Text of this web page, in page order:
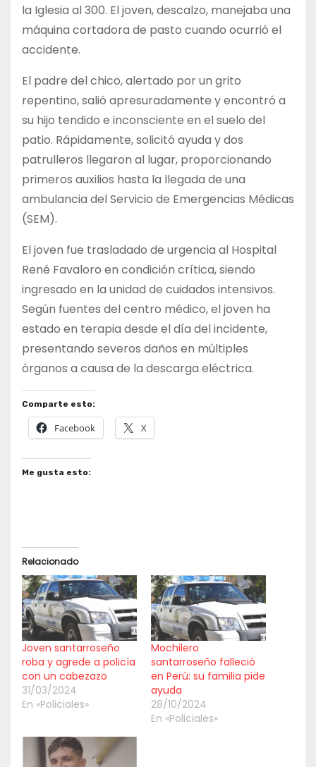
la Iglesia al 300. El joven, descalzo, manejaba una
máquina cortadora de pasto cuando ocurrió el
accidente.
El padre del chico, alertado por un grito
repentino, salió apresuradamente y encontró a
su hijo tendido e inconsciente en el suelo del
patio. Rápidamente, solicitó ayuda y dos
patrulleros llegaron al lugar, proporcionando
primeros auxilios hasta la llegada de una
ambulancia del Servicio de Emergencias Médicas
(SEM).
El joven fue trasladado de urgencia al Hospital
René Favaloro en condición crítica, siendo
ingresado en la unidad de cuidados intensivos.
Según fuentes del centro médico, el joven ha
estado en terapia desde el día del incidente,
presentando severos daños en múltiples
órganos a causa de la descarga eléctrica.
Comparte esto:
Facebook X
Me gusta esto:
Relacionado
Joven santarroseño
roba y agrede a policía
con un cabezazo
31/03/2024
En «Policiales»
Mochilero
santarroseño falleció
en Perú: su familia pide
ayuda
28/10/2024
En «Policiales»